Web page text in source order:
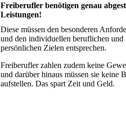
Freiberufler benötigen genau
Leistungen!
Diese müssen den besonderen
und den individuellen beruflichen und
persönlichen Zielen entsprechen.
Freiberufler zahlen zudem keine
und darüber hinaus müssen sie keine
aufstellen. Das spart Zeit und Geld.